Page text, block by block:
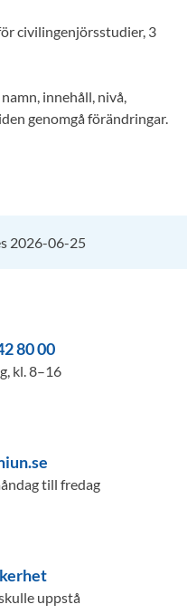
civilingenjörsstudier, 3
innehåll, nivå,
genomgå förändringar.
2026-06-25
80 00
kl. 8–16
till fredag
uppstå